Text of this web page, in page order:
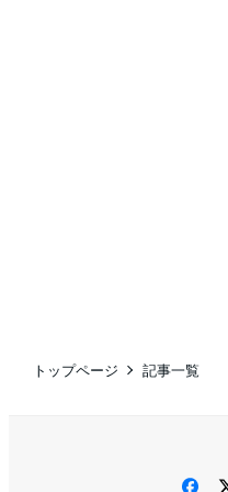
トップページ 記事一覧